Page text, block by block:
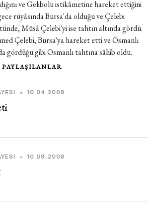
ve Gelibolu istikâmetine hareket ettiğini
rüyâsında Bursa'da olduğu ve Çelebi
Mûsâ Çelebi'yi ise tahtın altında gördü.
Çelebi, Bursa'ya hareket etti ve Osmanlı
gördüğü gibi Osmanlı tahtına sâhib oldu.
PAYLAŞILANLAR
• 10.04.2008
• 10.09.2008